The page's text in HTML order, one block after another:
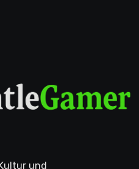
und